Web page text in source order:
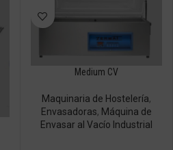
Medium CV
Maquinaria de Hostelería,
Envasadoras, Máquina de
Envasar al Vacío Industrial